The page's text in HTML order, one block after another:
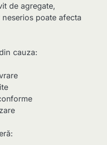
de agregate,
poate afecta
cauza: